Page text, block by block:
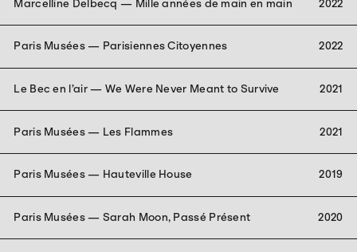
Marcelline Delbecq — Mille années de main en main 2022
Paris Musées — Parisiennes Citoyennes 2022
Le Bec en l’air — We Were Never Meant to Survive 2021
Paris Musées — Les Flammes 2021
Paris Musées — Hauteville House 2019
Paris Musées — Sarah Moon, Passé Présent 2020